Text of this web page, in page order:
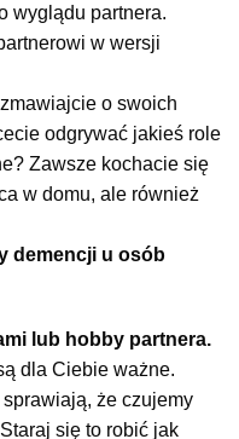
wyglądu partnera.
w wersji
o swoich
odgrywać jakieś role
Zawsze kochacie się
w domu, ale również
demencji u osób
lub hobby partnera.
dla Ciebie ważne.
że czujemy
się to robić jak